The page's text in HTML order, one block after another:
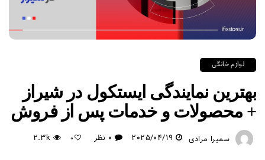
لوازم خانگی
بهترین نمایندگی ایستکول در شیراز
+ محصولات و خدمات پس از فروش
سمیرا مرادی 2025/04/19 0 نظر 0
2.3k